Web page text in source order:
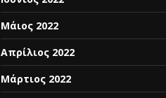
Μάιος 2022
Απρίλιος 2022
Μάρτιος 2022